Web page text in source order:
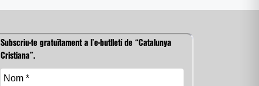
Subscriu-te gratuïtament a l’e-butlletí de “Catalunya
Cristiana”.